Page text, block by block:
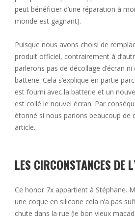
peut bénéficier d’une réparation à
monde est gagnant).
Puisque nous avons choisi de
produit officiel, contrairement à
parlerons pas de décollage d’écran
batterie. Cela s’explique en partie
est fourni avec la batterie et un
est collé le nouvel écran. Par
étonné si nous parlons beaucoup de
article.
LES CIRCONSTANCES DE
Ce honor 7x appartient à Stéphane.
une coque en silicone cela n’a pas
chute dans la rue (le bon vieux